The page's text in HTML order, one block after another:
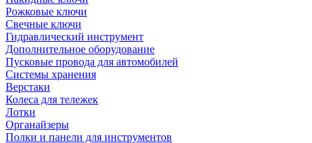
Рожковые ключи
Свечные ключи
Гидравлический инструмент
Дополнительное оборудование
Пусковые провода для автомобилей
Системы хранения
Верстаки
Колеса для тележек
Лотки
Органайзеры
Полки и панели для инструментов